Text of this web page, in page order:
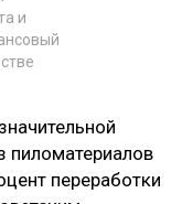
и
пиломатериалов
переработки